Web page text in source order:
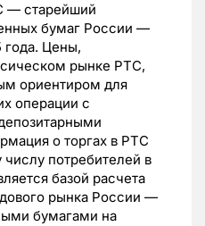
— старейший
бумаг России —
года. Цены,
рынке РТС,
ориентиром для
операции с
о торгах в РТС
потребителей в
базой расчета
рынка России —
бумагами на